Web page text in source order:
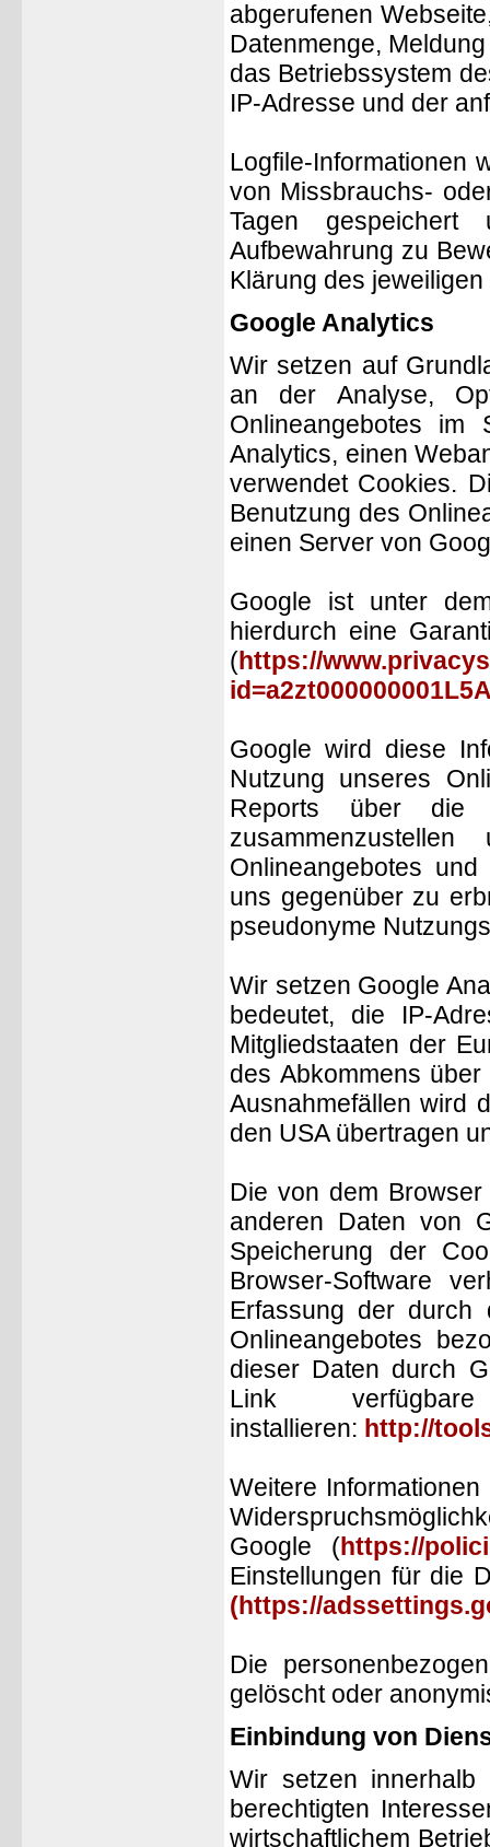
abgerufenen
Datenmenge,
das Betriebssystem
IP-Adresse und der
Logfile-Informationen
von Missbrauchs-
Tagen
Aufbewahrung zu
Klärung des
Google Analytics
Wir setzen auf
an der Analyse,
Onlineangebotes
Analytics, einen
verwendet Cookies.
Benutzung des
einen Server von
Google ist unter
hierdurch eine
(https://
Google wird diese
Nutzung unseres
Reports über die
Onlineangebotes
uns gegenüber zu
pseudonyme
Wir setzen Google
bedeutet, die IP-
Mitgliedstaaten der
des Abkommens
Ausnahmefällen wird
den USA übertragen
Die von dem
anderen Daten von
Speicherung der
Browser-Software
Erfassung der
Onlineangebotes
dieser Daten durch
Link
installieren: http://
Weitere
Google (https://
Einstellungen für die
(https://
Die
gelöscht oder
Einbindung von
Wir setzen innerhalb
berechtigten
wirtschaftlichem